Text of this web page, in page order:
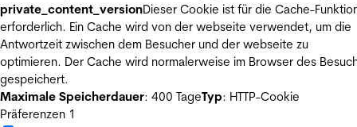
private_content_versionDieser Cookie ist für die Cache-
erforderlich. Ein Cache wird von der webseite verwendet, um die
Antwortzeit zwischen dem Besucher und der webseite zu
optimieren. Der Cache wird normalerweise im Browser des
gespeichert.
Maximale Speicherdauer: 400 TageTyp: HTTP-Cookie
Präferenzen 1